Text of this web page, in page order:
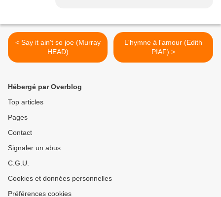
< Say it ain't so joe (Murray
HEAD)
L'hymne à l'amour (Edith
PIAF) >
Hébergé par Overblog
Top articles
Pages
Contact
Signaler un abus
C.G.U.
Cookies et données personnelles
Préférences cookies